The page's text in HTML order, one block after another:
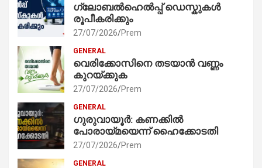
ഗ്ലോബൽഹെൽപ്പ് ഡെസ്കുകൾ
രൂപീകരിക്കും
27/07/2026 Prem
GENERAL
വെരിക്കോസിനെ തടയാൻ വണ്ണം
കുറയ്ക്കുക
27/07/2026 Prem
GENERAL
ഗുരുവായൂർ: കണക്കിൽ
പോരായ്മയെന്ന് ഹൈക്കോടതി
27/07/2026 Prem
GENERAL